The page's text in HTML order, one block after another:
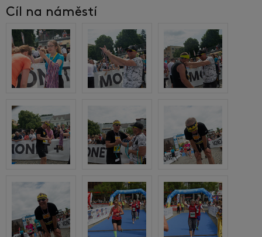
Cíl na náměstí